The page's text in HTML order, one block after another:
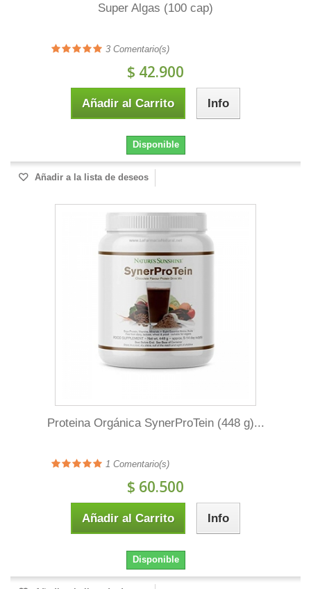
Super Algas (100 cap)
3 Comentario(s)
$ 42.900
Añadir al Carrito Info
Disponible
Añadir a la lista de deseos
Proteina Orgánica SynerProTein (448 g)...
1 Comentario(s)
$ 60.500
Añadir al Carrito Info
Disponible